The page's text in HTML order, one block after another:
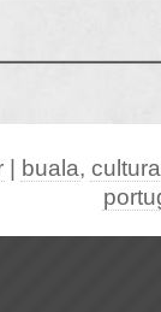
buala, cultura